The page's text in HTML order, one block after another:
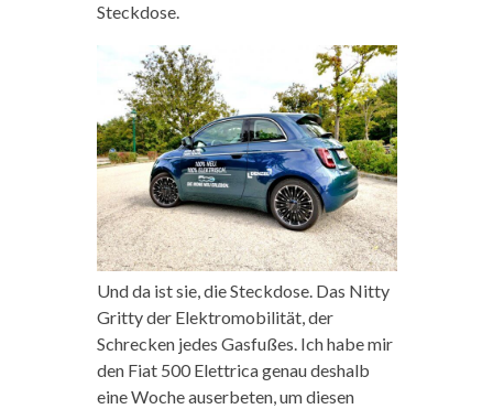
Steckdose.
Und da ist sie, die Steckdose. Das Nitty
Gritty der Elektromobilität, der
Schrecken jedes Gasfußes. Ich habe mir
den Fiat 500 Elettrica genau deshalb
eine Woche auserbeten, um diesen